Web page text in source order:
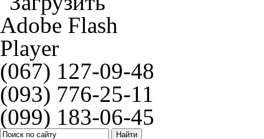
(067) 127-09-48
(093) 776-25-11
(099) 183-06-45